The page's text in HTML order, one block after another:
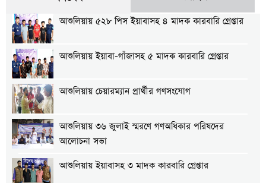
আশুলিয়ায় ৫২৮ পিস ইয়াবাসহ ৪ মাদক কারবারি গ্রেপ্তার
আশুলিয়ায় ইয়াবা-গাঁজাসহ ৫ মাদক কারবারি গ্রেপ্তার
আশুলিয়ায় চেয়ারম্যান প্রার্থীর গণসংযোগ
আশুলিয়ায় ৩৬ জুলাই স্মরণে গণঅধিকার পরিষদের
আলোচনা সভা
আশুলিয়ায় ইয়াবাসহ ৩ মাদক কারবারি গ্রেপ্তার